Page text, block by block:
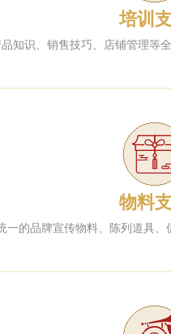
培训
知识、销售技巧、店铺管理等
物料
一的品牌宣传物料、陈列道具